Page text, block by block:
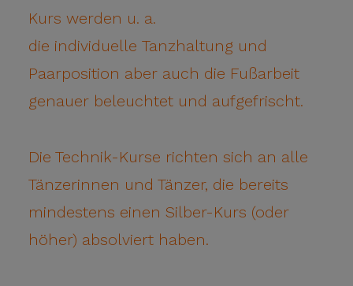
Kurs werden u. a.
die individuelle Tanzhaltung und
Paarposition aber auch die Fußarbeit
genauer beleuchtet und aufgefrischt.
Die Technik-Kurse richten sich an alle
Tänzerinnen und Tänzer, die bereits
mindestens einen Silber-Kurs (oder
höher) absolviert haben.